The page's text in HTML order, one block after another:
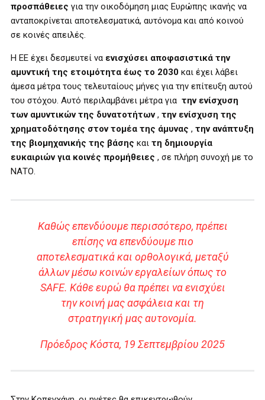
προσπάθειες για την οικοδόμηση μιας Ευρώπης ικανής να
ανταποκρίνεται αποτελεσματικά, αυτόνομα και από κοινού
σε κοινές απειλές.
Η ΕΕ έχει δεσμευτεί να ενισχύσει αποφασιστικά την
αμυντική της ετοιμότητα έως το 2030 και έχει λάβει
άμεσα μέτρα τους τελευταίους μήνες για την επίτευξη αυτού
του στόχου. Αυτό περιλαμβάνει μέτρα για την ενίσχυση
των αμυντικών της δυνατοτήτων, την ενίσχυση της
χρηματοδότησης στον τομέα της άμυνας , την ανάπτυξη
της βιομηχανικής της βάσης και τη δημιουργία
ευκαιριών για κοινές προμήθειες , σε πλήρη συνοχή με το
ΝΑΤΟ.
Καθώς επενδύουμε περισσότερο, πρέπει
επίσης να επενδύουμε πιο
αποτελεσματικά και ορθολογικά, μεταξύ
άλλων μέσω κοινών εργαλείων όπως το
SAFE. Κάθε ευρώ θα πρέπει να ενισχύει
την κοινή μας ασφάλεια και τη
στρατηγική μας αυτονομία.
Πρόεδρος Κόστα, 19 Σεπτεμβρίου 2025